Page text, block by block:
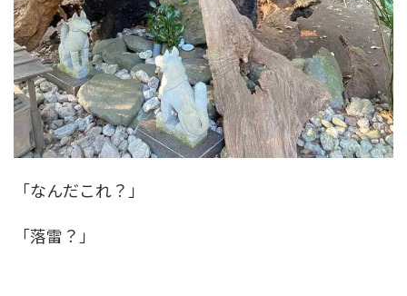
「なんだこれ？」
「落雷？」